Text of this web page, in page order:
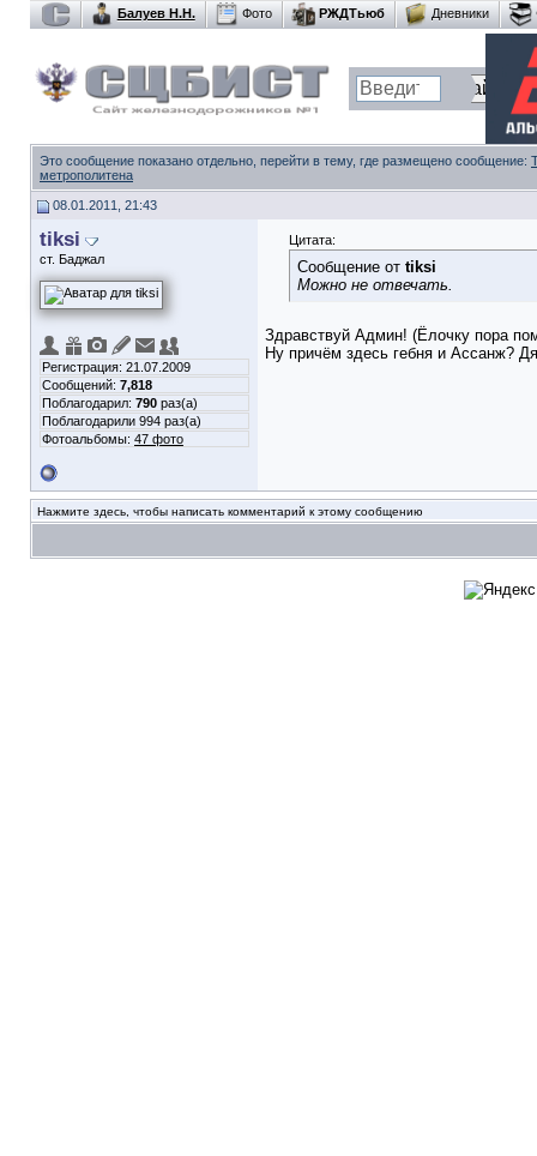
Балуев Н.Н. Фото РЖДТьюб Дневники
Это сообщение показано отдельно, перейти в тему, где размещено сообщение:
метрополитена
08.01.2011, 21:43
tiksi
ст. Баджал
Регистрация: 21.07.2009
Сообщений: 7,818
Поблагодарил: 790 раз(а)
Поблагодарили 994 раз(а)
Фотоальбомы: 47 фото
Цитата:
Сообщение от tiksi
Можно не отвечать.
Здравствуй Админ! (Ёлочку пора
Ну причём здесь гебня и Ассанж?
Нажмите здесь, чтобы написать комментарий к этому сообщению